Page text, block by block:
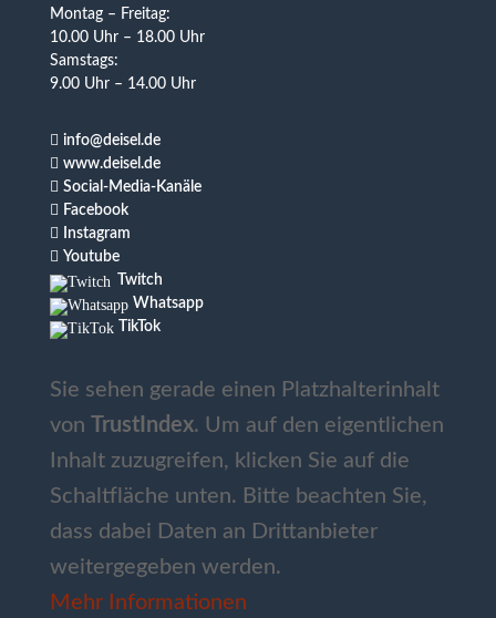
Montag – Freitag:
10.00 Uhr – 18.00 Uhr
Samstags:
9.00 Uhr – 14.00 Uhr
 info@deisel.de
 www.deisel.de
 Social-Media-Kanäle
 Facebook
 Instagram
 Youtube
Twitch
Whatsapp
TikTok
Sie sehen gerade einen Platzhalterinhalt
von
TrustIndex. Um auf den eigentlichen
Inhalt zuzugreifen, klicken Sie auf die
Schaltfläche unten. Bitte beachten Sie,
dass dabei Daten an Drittanbieter
weitergegeben werden.
Mehr Informationen